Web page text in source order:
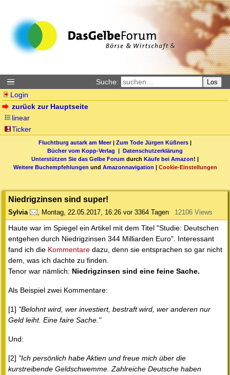
Suche: Los
Login
zurück zur Hauptseite
linear
Ticker
Fluchtburg autark am Meer| Zum Tode Jürgen Küßners |
Bücher vom Kopp-Verlag | Datenschutzerklärung
Unterstützen Sie das Gelbe Forum durch Käufe bei Amazon! |
Weitere Buchempfehlungen und Amazonnavigation | Cookie-Einstellungen
Niedrigzinsen sind super!
Sylvia , Montag, 22.05.2017, 16:26 vor 3364 Tagen 12106 Views
Haute war im Spiegel ein Artikel mit dem Titel "Studie: Deutschen
entgehen durch Niedrigzinsen 344 Milliarden Euro". Interessant
fand ich die Kommentare dazu, denn sie entsprachen so gar nicht
dem, was ich dachte zu finden.
Tenor war nämlich: Niedrigzinsen sind eine feine Sache.
Als Beispiel zwei Kommentare:
[1] "Belohnt wird, wer investiert, bestraft wird, wer anderen nur
Geld leiht. Eine faire Sache."
Und:
[2] "Ich persönlich habe Aktien und freue mich über die
kurstreibende Geldschwemme. Zahlreiche Deutsche haben